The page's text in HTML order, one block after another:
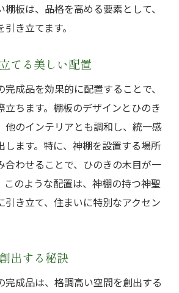
板は、品格を高める要素として、
き立てます。
てる美しい配置
成品を効果的に配置することで、
立ちます。棚板のデザインとひのき
他のインテリアとも調和し、統一感
します。特に、神棚を設置する場所
合わせることで、ひのきの木目が一
このような配置は、神棚の持つ神聖
引き立て、住まいに特別なアクセン
出する秘訣
完成品は、格調高い空間を創出する